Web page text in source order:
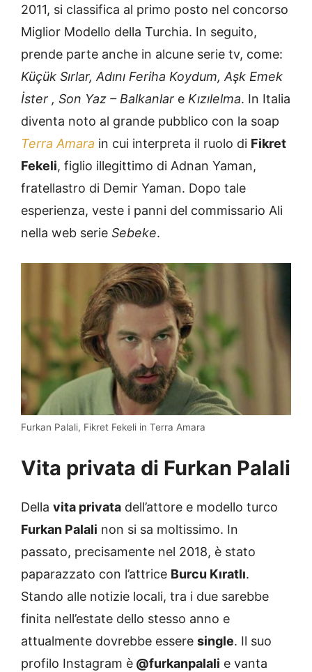
2011, si classifica al primo posto nel concorso
Miglior Modello della Turchia. In seguito,
prende parte anche in alcune serie tv, come:
Küçük Sırlar, Adını Feriha Koydum, Aşk Emek
İster , Son Yaz – Balkanlar e Kızılelma. In Italia
diventa noto al grande pubblico con la soap
Terra Amara in cui interpreta il ruolo di Fikret
Fekeli, figlio illegittimo di Adnan Yaman,
fratellastro di Demir Yaman. Dopo tale
esperienza, veste i panni del commissario Ali
nella web serie Sebeke.
Furkan Palali, Fikret Fekeli in Terra Amara
Vita privata di Furkan Palali
Della vita privata dell’attore e modello turco
Furkan Palali non si sa moltissimo. In
passato, precisamente nel 2018, è stato
paparazzato con l’attrice Burcu Kıratlı.
Stando alle notizie locali, tra i due sarebbe
finita nell’estate dello stesso anno e
attualmente dovrebbe essere single. Il suo
profilo Instagram è @furkanpalali e vanta